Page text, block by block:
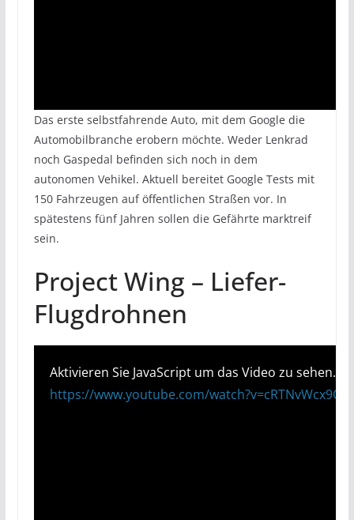
Das erste selbstfahrende Auto, mit dem Google die
Automobilbranche erobern möchte. Weder Lenkrad
noch Gaspedal befinden sich noch in dem
autonomen Vehikel. Aktuell bereitet Google Tests mit
150 Fahrzeugen auf öffentlichen Straßen vor. In
spätestens fünf Jahren sollen die Gefährte marktreif
sein.
Project Wing – Liefer-
Flugdrohnen
Aktivieren Sie JavaScript um das Video zu sehen.
https://www.youtube.com/watch?v=cRTNvWcx9Oo